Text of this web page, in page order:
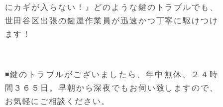
にカギが入らない！』どのような鍵のトラブルでも、
世田谷区出張の鍵屋作業員が迅速かつ丁寧に駆けつけ
ます！
◾鍵のトラブルがございましたら、年中無休、２４時
間３６５日。早朝から深夜でもお伺い致しますので、
お気軽にご相談ください。